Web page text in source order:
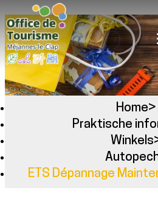
Home>
Praktische
Winkels
ETS Dépannage